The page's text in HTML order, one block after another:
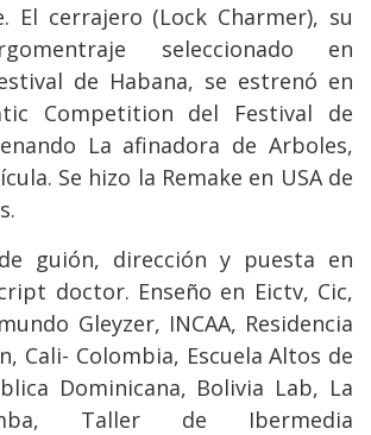
El cerrajero (Lock Charmer), su
seleccionado en
de Habana, se estrenó en
Competition del Festival de
La afinadora de Arboles,
Se hizo la Remake en USA de
guión, dirección y puesta en
doctor. Enseño en Eictv, Cic,
Gleyzer, INCAA, Residencia
Cali- Colombia, Escuela Altos de
Dominicana, Bolivia Lab, La
Taller de Ibermedia